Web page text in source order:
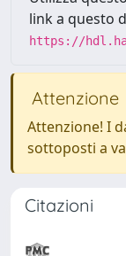
link a questo
https://
Attenzione
Attenzione! I
sottoposti a
Citazioni